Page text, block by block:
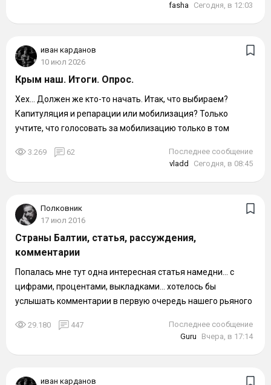
fasha Сегодня, в 12:03
иван карданов
10 июл 2026
Крым наш. Итоги. Опрос.
Хех... Должен же кто-то начать. Итак, что выбираем?
Капитуляция и репарации или мобилизация? Только
учтите, что голосовать за мобилизацию только в том
3.269 62
Последнее сообщение
vladd
Сегодня, в 08:45
Полковник
17 июл 2016
Страны Балтии, статья, рассуждения,
комментарии
Попалась мне тут одна интересная статья намедни... с
цифрами, процентами, выкладками... хотелось бы
услышать комментарии в первую очередь нашего рьяного
29.180 447
Последнее сообщение
Guru
Вчера, в 17:14
иван карданов